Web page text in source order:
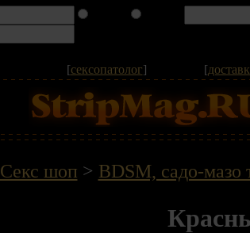
[сексопатолог] [
Секс шоп > BDSM, садо-мазо